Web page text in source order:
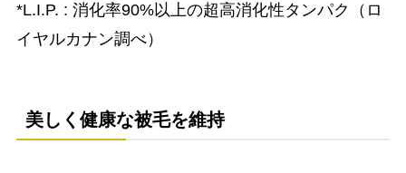
*L.I.P. : 消化率90%以上の超高消化性タンパク（ロ
イヤルカナン調べ）
美しく健康な被毛を維持